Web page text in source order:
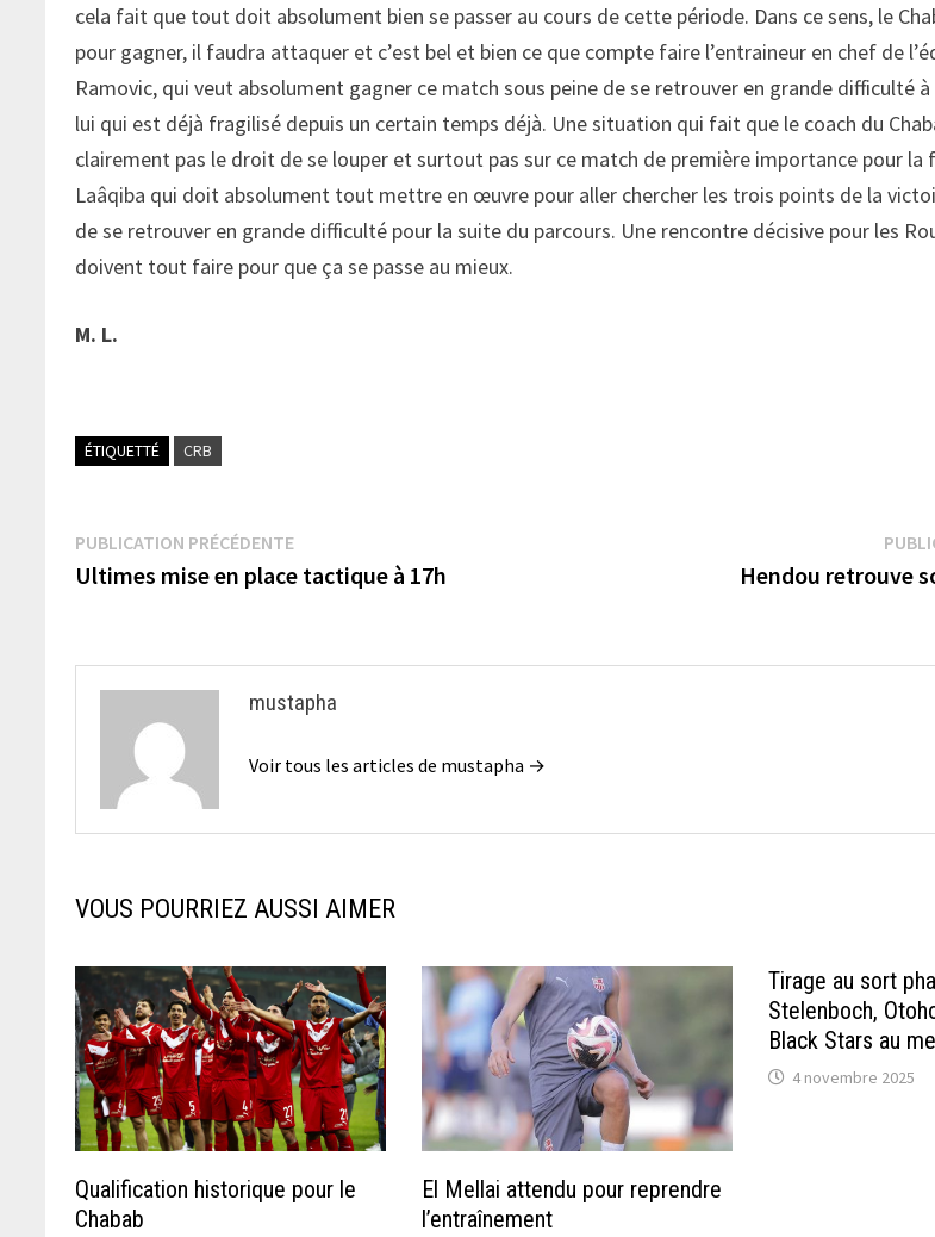
cela fait que tout doit absolument bien se passer au cours de cette période. Dans ce sens, le
pour gagner, il faudra attaquer et c’est bel et bien ce que compte faire l’entraineur en chef de
Ramovic, qui veut absolument gagner ce match sous peine de se retrouver en grande difficulté à
lui qui est déjà fragilisé depuis un certain temps déjà. Une situation qui fait que le coach du
clairement pas le droit de se louper et surtout pas sur ce match de première importance pour
Laâqiba qui doit absolument tout mettre en œuvre pour aller chercher les trois points de la
de se retrouver en grande difficulté pour la suite du parcours. Une rencontre décisive pour les
doivent tout faire pour que ça se passe au mieux.
M. L.
ÉTIQUETTÉ CRB
Navigation
de
PUBLICATION PRÉCÉDENTEPublication
précédente :
Ultimes mise en place tactique à 17h Hendou retrouve
mustapha
Voir tous les articles de mustapha →
VOUS POURRIEZ AUSSI AIMER
Qualification historique pour le
Chabab
El Mellai attendu pour reprendre
l’entraînement
Tirage au sort
Stelenboch,
Black Stars au
4 novembre 2025